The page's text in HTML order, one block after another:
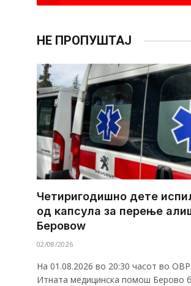
НЕ ПРОПУШТАЈ
Четиригодишно дете
од капсула за перење
Беровоw
02/08/2026
На 01.08.2026 во 20:30 часот во
Итната медицинска помош Берово